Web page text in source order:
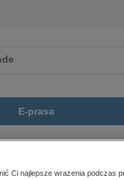
E-prasa
Ci najlepsze wrażenia podczas